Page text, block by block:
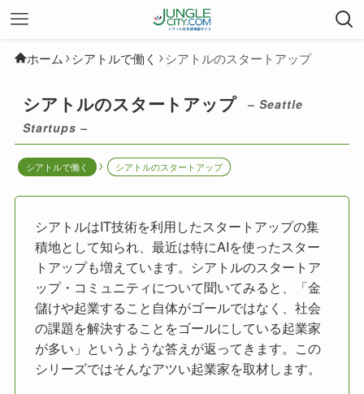
ホーム シアトルで働く シアトルのスタートアップ
シアトルのスタートアップ
– Seattle
Startups –
シアトルで働く シアトルのスタートアップ
シアトルはIT技術を利用したスタートアップの集
積地として知られ、最近は特にAIを使ったスター
トアップも増えています。シアトルのスタートア
ップ・コミュニティについて聞いてみると、「金
儲けや起業すること自体がゴールではなく、社会
の課題を解決することをゴールにしている起業家
が多い」というような答えが返ってきます。この
シリーズではそんなアツい起業家を取材します。